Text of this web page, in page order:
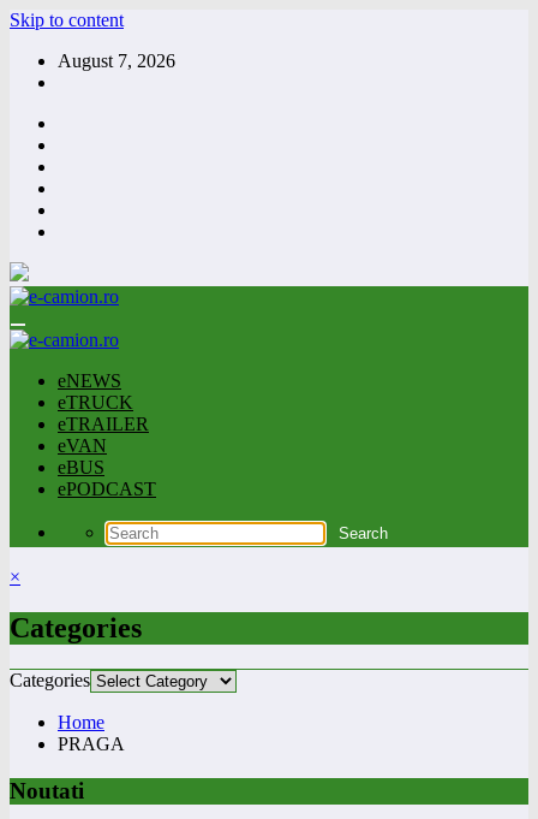
Skip to content
August 7, 2026
eNEWS
eTRUCK
eTRAILER
eVAN
eBUS
ePODCAST
×
Categories
Categories
Home
PRAGA
Noutati